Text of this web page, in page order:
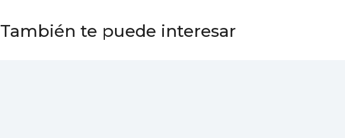
También te puede interesar